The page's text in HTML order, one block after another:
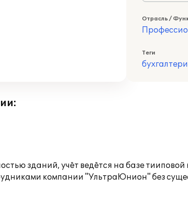
Отрасль /
Теги
зданий, учёт ведётся на базе
компании "УльтраЮнион" без